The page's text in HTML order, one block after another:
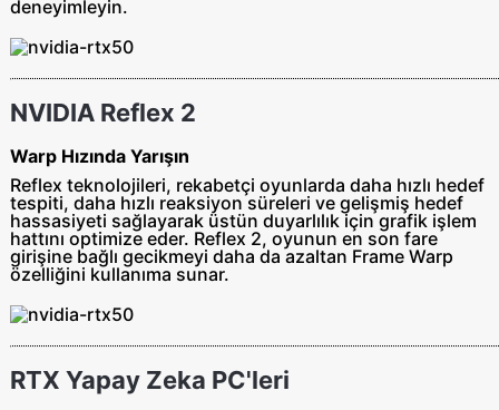
deneyimleyin.
NVIDIA Reflex 2
Warp Hızında Yarışın
Reflex teknolojileri, rekabetçi oyunlarda daha hızlı hedef
tespiti, daha hızlı reaksiyon süreleri ve gelişmiş hedef
hassasiyeti sağlayarak üstün duyarlılık için grafik işlem
hattını optimize eder. Reflex 2, oyunun en son fare
girişine bağlı gecikmeyi daha da azaltan Frame Warp
özelliğini kullanıma sunar.
RTX Yapay Zeka PC'leri